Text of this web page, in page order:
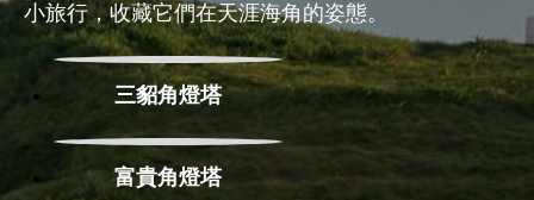
小旅行，收藏它們在天涯海角的姿態。
三貂角燈塔
富貴角燈塔